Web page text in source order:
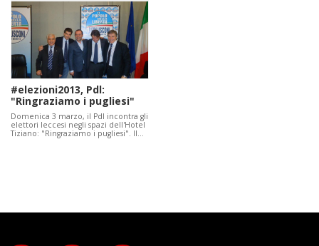
#elezioni2013, Pdl:
"Ringraziamo i pugliesi"
Domenica 3 marzo, il Pdl incontra gli
elettori leccesi negli spazi dell'Hotel
Tiziano: "Ringraziamo i pugliesi". Il…